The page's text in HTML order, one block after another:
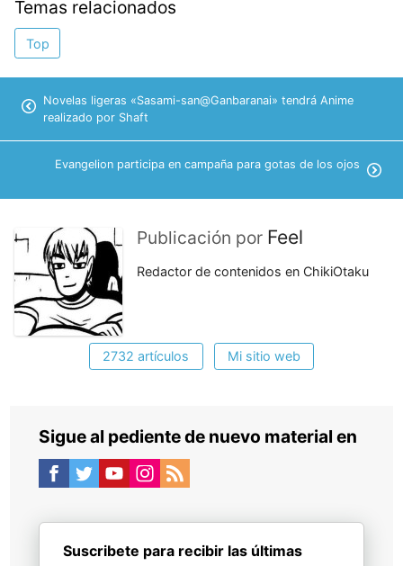
Temas relacionados
Top
Novelas ligeras «Sasami-san@Ganbaranai» tendrá Anime
realizado por Shaft
Evangelion participa en campaña para gotas de los ojos
Publicación por Feel
Redactor de contenidos en ChikiOtaku
2732 artículos Mi sitio web
Sigue al pediente de nuevo material en
Suscribete para recibir las últimas